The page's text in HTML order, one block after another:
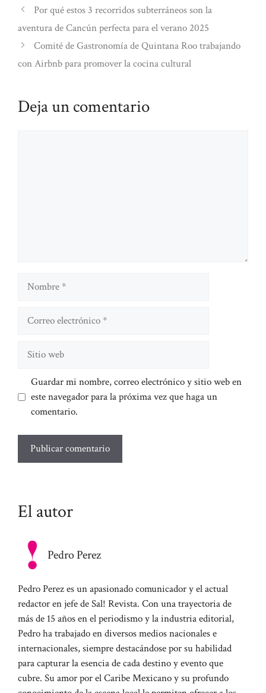
Por qué estos 3 recorridos subterráneos son la
aventura de Cancún perfecta para el verano 2025
Comité de Gastronomía de Quintana Roo trabajando
con Airbnb para promover la cocina cultural
Deja un comentario
Nombre
Guardar mi nombre, correo electrónico y sitio web en
este navegador para la próxima vez que haga un
comentario.
El autor
Pedro Perez
Pedro Perez es un apasionado comunicador y el actual
redactor en jefe de Sal! Revista. Con una trayectoria de
más de 15 años en el periodismo y la industria editorial,
Pedro ha trabajado en diversos medios nacionales e
internacionales, siempre destacándose por su habilidad
para capturar la esencia de cada destino y evento que
cubre. Su amor por el Caribe Mexicano y su profundo